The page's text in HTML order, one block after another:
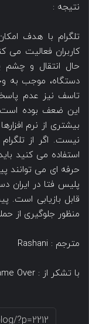
نتیجه :
تلگرام با هدف
کاربران فعالیت می
حال انتقال و چشم
دستگاه، موجب به
تاسف نیز عدم
این ضعف بوده است.
نیست. اگر از
استفاده می کنید
پلیس فتا در
قابل بازیابی است.
منظور جلوگیری از
مترجم : Rashani
با تشکر از : Game Over!